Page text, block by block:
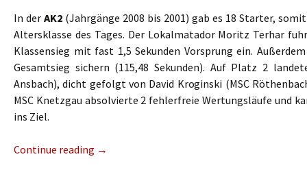
In der AK2 (Jahrgänge 2008 bis 2001) gab es 18 Starter,
Altersklasse des Tages. Der Lokalmatador Moritz Terhar
Klassensieg mit fast 1,5 Sekunden Vorsprung ein.
Gesamtsieg sichern (115,48 Sekunden). Auf Platz 2
Ansbach), dicht gefolgt von David Kroginski (MSC
MSC Knetzgau absolvierte 2 fehlerfreie Wertungsläufe und
ins Ziel.
Continue reading →